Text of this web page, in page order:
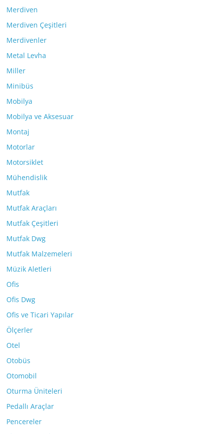
Merdiven
Merdiven Çeşitleri
Merdivenler
Metal Levha
Miller
Minibüs
Mobilya
Mobilya ve Aksesuar
Montaj
Motorlar
Motorsiklet
Mühendislik
Mutfak
Mutfak Araçları
Mutfak Çeşitleri
Mutfak Dwg
Mutfak Malzemeleri
Müzik Aletleri
Ofis
Ofis Dwg
Ofis ve Ticari Yapılar
Ölçerler
Otel
Otobüs
Otomobil
Oturma Üniteleri
Pedallı Araçlar
Pencereler